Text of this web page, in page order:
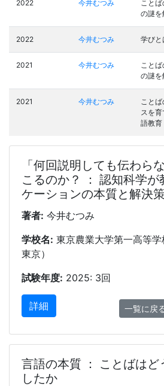
2022 今井むつみ
ことば
の謎を
2022 今井むつみ 学びと
2021 今井むつみ
ことば
の謎を
2021 今井むつみ
ことば
スを育
語教育
「何回説明しても伝わら
こるのか？ ： 認知科学が
ケーションの本質と解決策
著者: 今井むつみ
学校名: 東京農業大学第一高等学
東京）
試験年度: 2025: 3回
詳細 一覧に戻
言語の本質 ： ことばはど
したか